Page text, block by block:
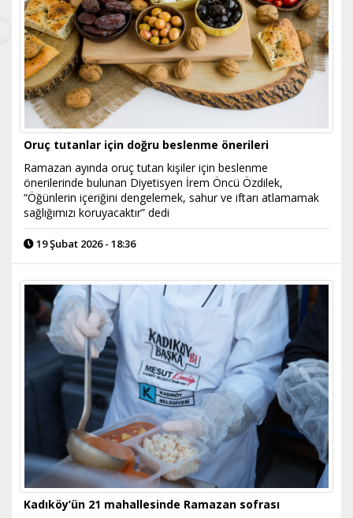
Oruç tutanlar için doğru beslenme önerileri
Ramazan ayında oruç tutan kişiler için beslenme
önerilerinde bulunan Diyetisyen İrem Öncü Özdilek,
“Öğünlerin içeriğini dengelemek, sahur ve iftarı atlamamak
sağlığımızı koruyacaktır” dedi
19 Şubat 2026 - 18:36
Kadıköy’ün 21 mahallesinde Ramazan sofrası